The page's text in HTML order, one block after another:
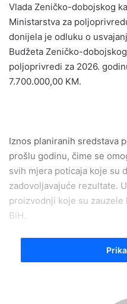
Vlada Zeničko-dobojskog
Ministarstva za
donijela je odluku o
Budžeta Zeničko-
poljoprivredi za 2026.
7.700.000,00 KM.
Iznos planiranih sredstava
prošlu godinu, čime se
svih mjera poticaja koje su
zadovoljavajuće rezultate.
proizvodnji koje su
BiH.